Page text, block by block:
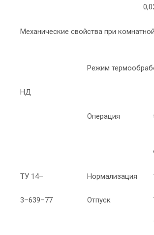
Механические свойства при
НД
Режим
Операция
ТУ 14–
3–639–77
Нормализация
Отпуск